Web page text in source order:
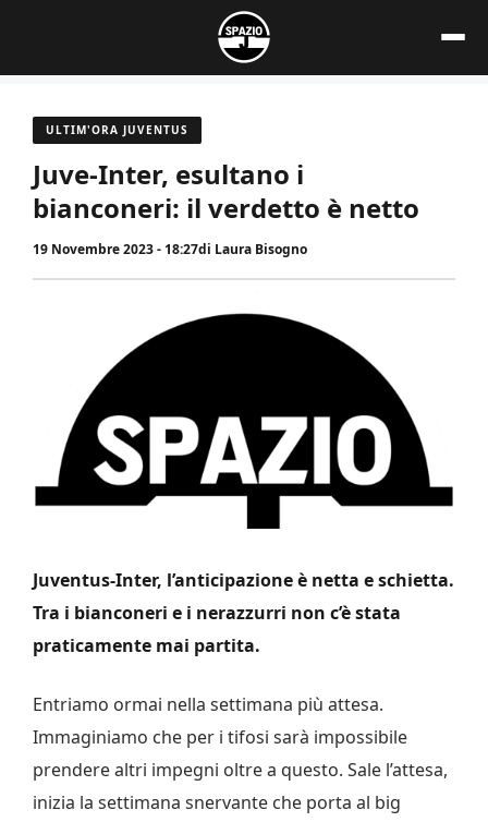
contenuto
ULTIM'ORA JUVENTUS
Juve-Inter, esultano i
bianconeri: il verdetto è netto
19 Novembre 2023 - 18:27di Laura Bisogno
Juventus-Inter, l’anticipazione è netta e schietta.
Tra i bianconeri e i nerazzurri non c’è stata
praticamente mai partita.
Entriamo ormai nella settimana più attesa.
Immaginiamo che per i tifosi sarà impossibile
prendere altri impegni oltre a questo. Sale l’attesa,
inizia la settimana snervante che porta al big